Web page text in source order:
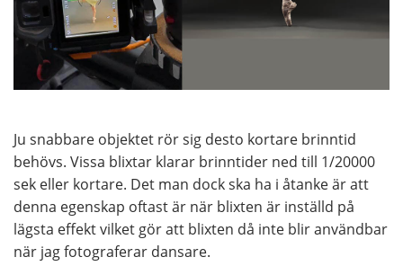
Ju snabbare objektet rör sig desto kortare brinntid
behövs. Vissa blixtar klarar brinntider ned till 1/20000
sek eller kortare. Det man dock ska ha i åtanke är att
denna egenskap oftast är när blixten är inställd på
lägsta effekt vilket gör att blixten då inte blir användbar
när jag fotograferar dansare.